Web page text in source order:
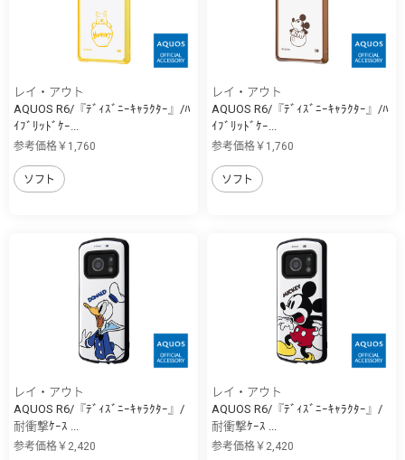
レイ・アウト
AQUOS R6/『ﾃﾞｨｽﾞﾆｰｷｬﾗｸﾀｰ』/ﾊ
ｲﾌﾞﾘｯﾄﾞｹｰ...
参考価格￥1,760
ソフト
レイ・アウト
AQUOS R6/『ﾃﾞｨｽﾞﾆｰｷｬﾗｸﾀｰ』/ﾊ
ｲﾌﾞﾘｯﾄﾞｹｰ...
参考価格￥1,760
ソフト
レイ・アウト
AQUOS R6/『ﾃﾞｨｽﾞﾆｰｷｬﾗｸﾀｰ』/
耐衝撃ｹｰｽ ...
参考価格￥2,420
レイ・アウト
AQUOS R6/『ﾃﾞｨｽﾞﾆｰｷｬﾗｸﾀｰ』/
耐衝撃ｹｰｽ ...
参考価格￥2,420